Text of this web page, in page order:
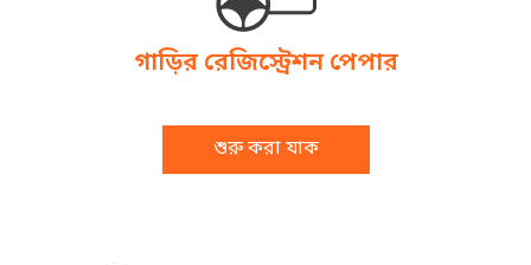
গাড়ির রেজিস্ট্রেশন পেপার
শুরু করা যাক